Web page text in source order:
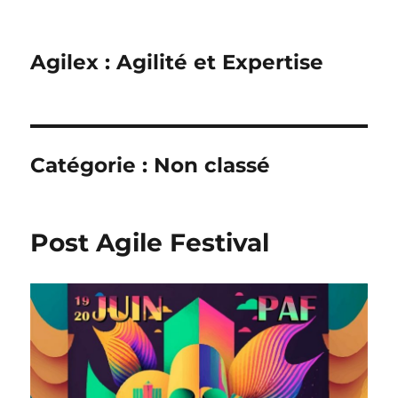
Agilex : Agilité et Expertise
Catégorie : Non classé
Post Agile Festival